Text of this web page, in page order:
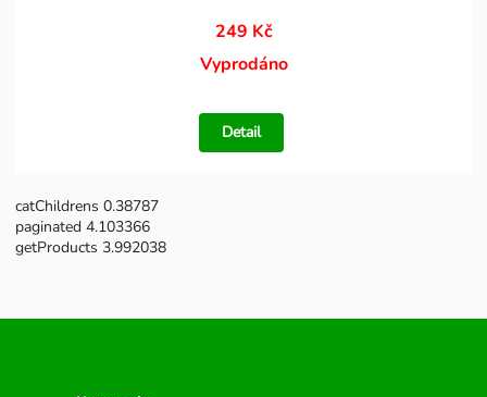
249 Kč
Vyprodáno
Detail
catChildrens 0.38787
paginated 4.103366
getProducts 3.992038